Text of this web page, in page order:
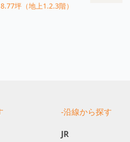
坪（地上1.2.3階）
-沿線から探す
JR